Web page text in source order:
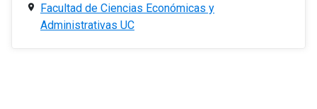
Facultad de Ciencias Económicas y
Administrativas UC